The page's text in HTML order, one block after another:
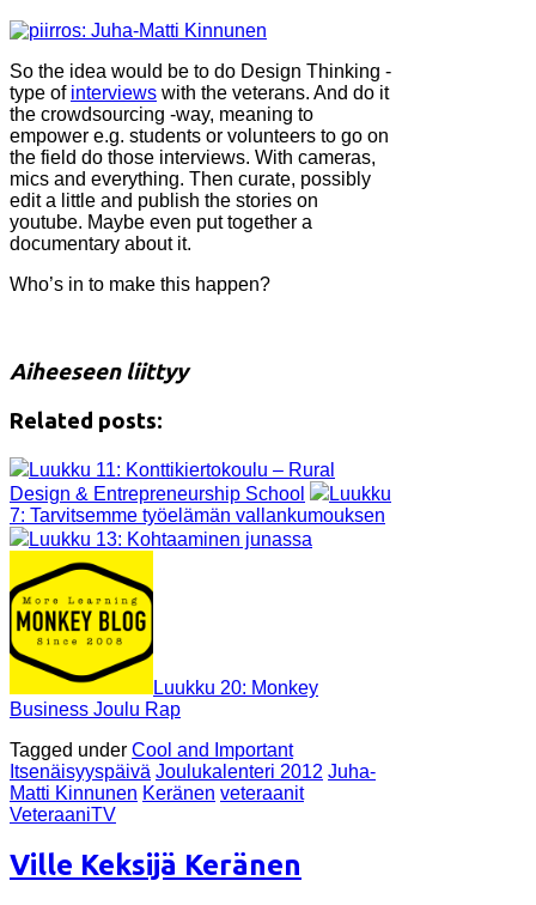
So the idea would be to do Design Thinking -
type of interviews with the veterans. And do it
the crowdsourcing -way, meaning to
empower e.g. students or volunteers to go on
the field do those interviews. With cameras,
mics and everything. Then curate, possibly
edit a little and publish the stories on
youtube. Maybe even put together a
documentary about it.
Who’s in to make this happen?
Aiheeseen liittyy
Related posts:
Luukku 11: Konttikiertokoulu – Rural
Design & Entrepreneurship School
Luukku
7: Tarvitsemme työelämän vallankumouksen
Luukku 13: Kohtaaminen junassa
Luukku 20: Monkey
Business Joulu Rap
Tagged under Cool and Important
Itsenäisyyspäivä Joulukalenteri 2012 Juha-
Matti Kinnunen Keränen veteraanit
VeteraaniTV
Ville Keksijä Keränen